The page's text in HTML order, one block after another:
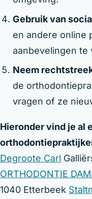
Gebruik van
en andere online
aanbevelingen te
Neem
de
vragen of ze
Hieronder vind je al
Degroote Carl
ORTHODONTIE
1040 Etterbeek